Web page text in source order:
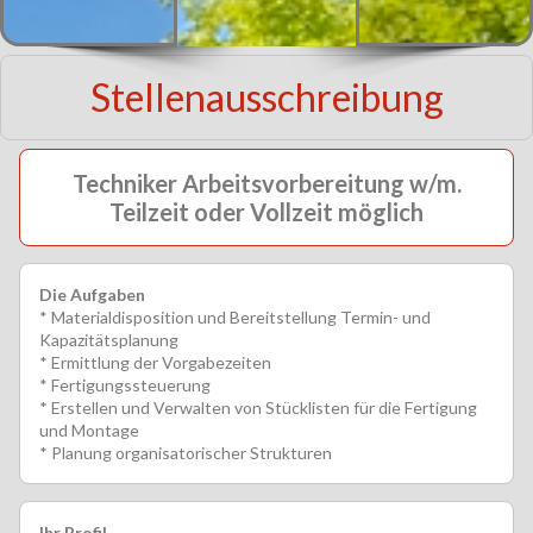
Stellenausschreibung
Techniker Arbeitsvorbereitung w/m.
Teilzeit oder Vollzeit möglich
Die Aufgaben
* Materialdisposition und Bereitstellung Termin- und
Kapazitätsplanung
* Ermittlung der Vorgabezeiten
* Fertigungssteuerung
* Erstellen und Verwalten von Stücklisten für die Fertigung
und Montage
* Planung organisatorischer Strukturen